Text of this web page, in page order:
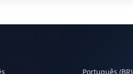
Português (BR)